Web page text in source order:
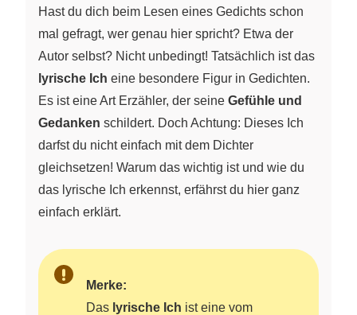
Hast du dich beim Lesen eines Gedichts schon
mal gefragt, wer genau hier spricht? Etwa der
Autor selbst? Nicht unbedingt! Tatsächlich ist das
lyrische Ich eine besondere Figur in Gedichten.
Es ist eine Art Erzähler, der seine Gefühle und
Gedanken schildert. Doch Achtung: Dieses Ich
darfst du nicht einfach mit dem Dichter
gleichsetzen! Warum das wichtig ist und wie du
das lyrische Ich erkennst, erfährst du hier ganz
einfach erklärt.
Merke:
Das lyrische Ich ist eine vom